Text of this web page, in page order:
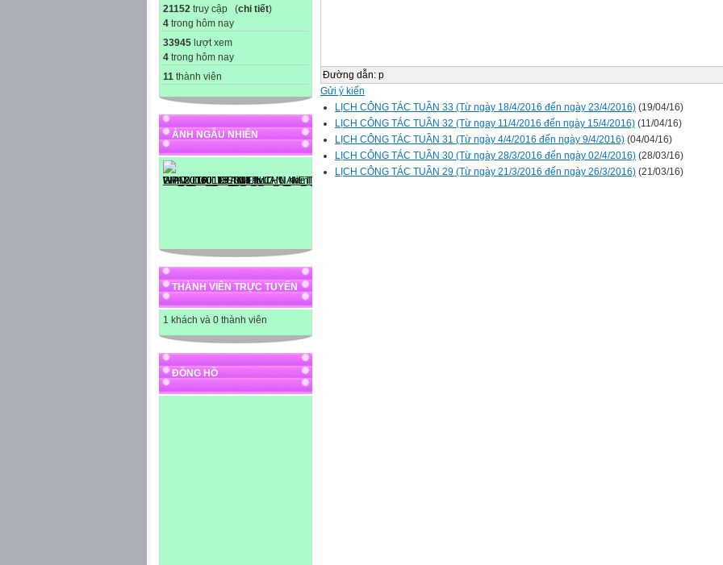
21152 truy cập (chi tiết)
4 trong hôm nay
33945 lượt xem
4 trong hôm nay
11 thành viên
ẢNH NGẪU NHIÊN
THÀNH VIÊN TRỰC TUYẾN
1 khách và 0 thành viên
ĐỒNG HỒ
Đường dẫn: p
Gửi ý kiến
LỊCH CÔNG TÁC TUẦN 33 (Từ ngày 18/4/2016 đến ngày 23/4/2016) (19/04/16)
LỊCH CÔNG TÁC TUẦN 32 (Từ ngay 11/4/2016 đến ngày 15/4/2016) (11/04/16)
LỊCH CÔNG TÁC TUẦN 31 (Từ ngày 4/4/2016 đến ngày 9/4/2016) (04/04/16)
LỊCH CÔNG TÁC TUẦN 30 (Từ ngày 28/3/2016 đến ngày 02/4/2016) (28/03/16)
LỊCH CÔNG TÁC TUẦN 29 (Từ ngày 21/3/2016 đến ngày 26/3/2016) (21/03/16)